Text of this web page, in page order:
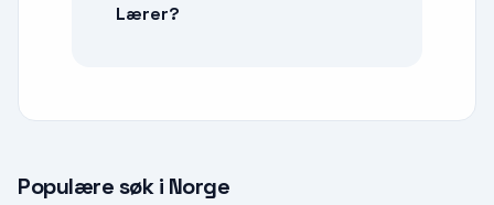
Lærer?
Populære søk i Norge